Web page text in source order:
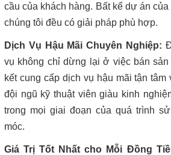
cầu của khách hàng. Bất kể dự án
chúng tôi đều có giải pháp phù hợp.
Dịch Vụ Hậu Mãi Chuyên Nghiệp:
vụ không chỉ dừng lại ở việc bán sản
kết cung cấp dịch vụ hậu mãi tận
đội ngũ kỹ thuật viên giàu kinh
trong mọi giai đoạn của quá trình
móc.
Giá Trị Tốt Nhất cho Mỗi Đồng